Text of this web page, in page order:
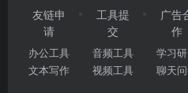
友链申
请
办公工具
文本写作
工具提
交
音频工具
视频工具
广告
作
学习
聊天